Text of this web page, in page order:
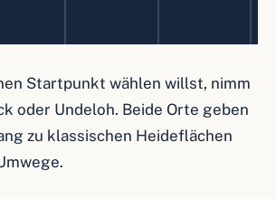
Startpunkt wählen willst, nimm
oder Undeloh. Beide Orte geben
zu klassischen Heideflächen